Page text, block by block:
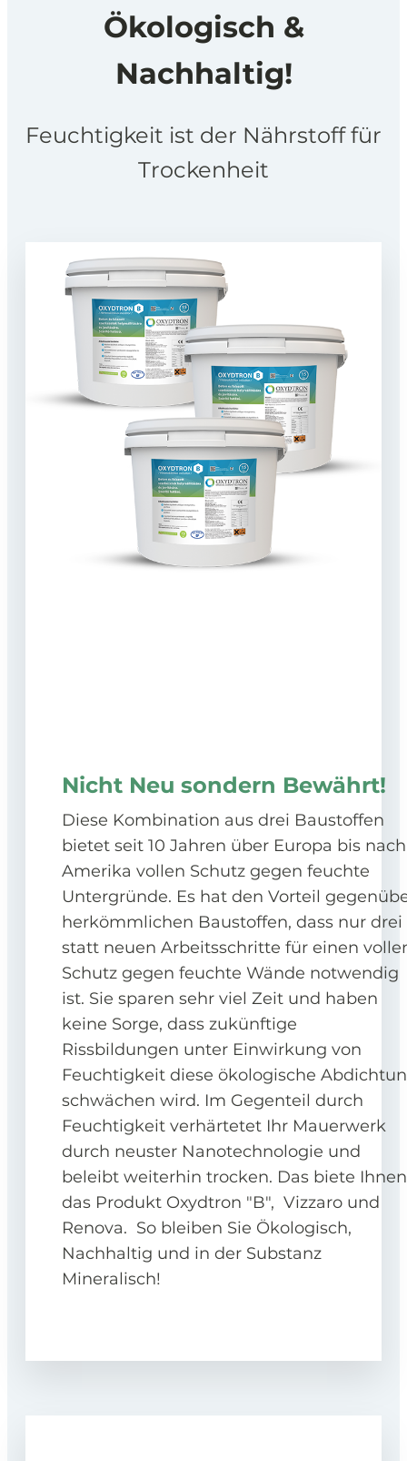
Ökologisch &
Nachhaltig!
Feuchtigkeit ist der Nährstoff für
Trockenheit
Nicht Neu sondern Bewährt!
Diese Kombination aus drei Baustoffen
bietet seit 10 Jahren über Europa bis nach
Amerika vollen Schutz gegen feuchte
Untergründe. Es hat den Vorteil
herkömmlichen Baustoffen, dass nur drei
statt neuen Arbeitsschritte für einen
Schutz gegen feuchte Wände notwendig
ist. Sie sparen sehr viel Zeit und haben
keine Sorge, dass zukünftige
Rissbildungen unter Einwirkung von
Feuchtigkeit diese ökologische
schwächen wird. Im Gegenteil durch
Feuchtigkeit verhärtetet Ihr Mauerwerk
durch neuster Nanotechnologie und
beleibt weiterhin trocken. Das biete Ihnen
das Produkt Oxydtron "B", Vizzaro und
Renova. So bleiben Sie Ökologisch,
Nachhaltig und in der Substanz
Mineralisch!